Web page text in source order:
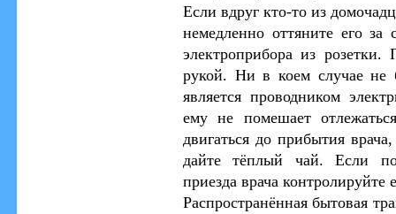
Если вдруг кто-то из
немедленно оттяните его
электроприбора из
рукой. Ни в коем случае не
является проводником
ему не помешает
двигаться до прибытия
дайте тёплый чай. Если
приезда врача контролируйте
Распространённая бытовая